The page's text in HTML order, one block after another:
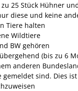
Angebote für
Wirtschaft + Handel
RATHAUS
Öffnungszeiten
25 Stück Hühner
diese und keine
Tiere halten
Wildtiere
BW gehören
(bis zu 6
anderen
gemeldet sind. Dies